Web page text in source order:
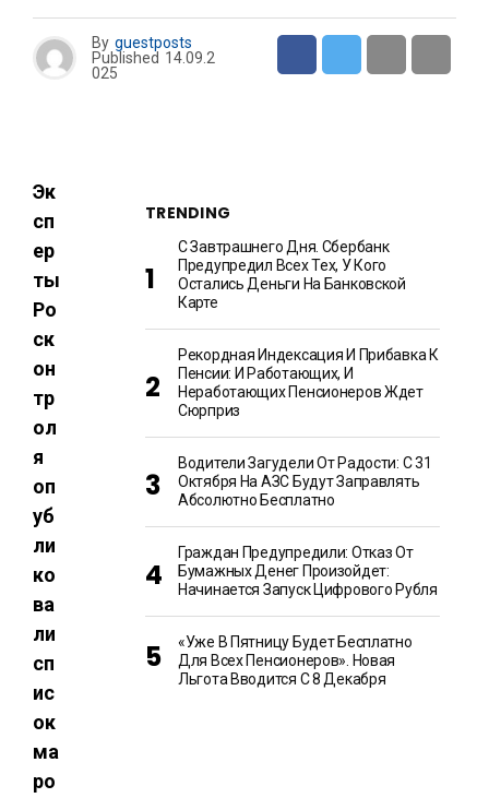
By guestposts
Published 14.09.2
025
Эк
сп
ер
ты
Ро
ск
он
тр
ол
я
оп
уб
ли
ко
ва
ли
сп
ис
ок
ма
ро
TRENDING
С Завтрашнего Дня. Сбербанк
Предупредил Всех Тех, У Кого
Остались Деньги На Банковской
Карте
Рекордная Индексация И Прибавка К
Пенсии: И Работающих, И
Неработающих Пенсионеров Ждет
Сюрприз
Водители Загудели От Радости: С 31
Октября На АЗС Будут Заправлять
Абсолютно Бесплатно
Граждан Предупредили: Отказ От
Бумажных Денег Произойдет:
Начинается Запуск Цифрового Рубля
«Уже В Пятницу Будет Бесплатно
Для Всех Пенсионеров». Новая
Льгота Вводится С 8 Декабря